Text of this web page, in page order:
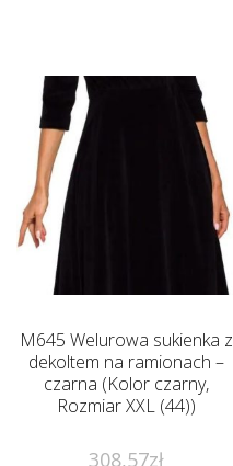
M645 Welurowa sukienka z
dekoltem na ramionach –
czarna (Kolor czarny,
Rozmiar XXL (44))
308,57zł